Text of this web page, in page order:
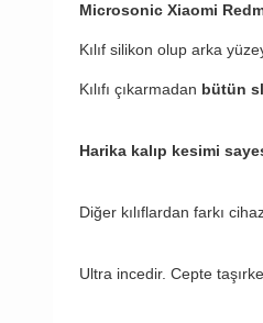
Microsonic Xiaomi
Kılıf silikon olup arka
Kılıfı çıkarmadan bütün
Harika kalıp kesimi
Diğer kılıflardan farkı
Ultra incedir. Cepte